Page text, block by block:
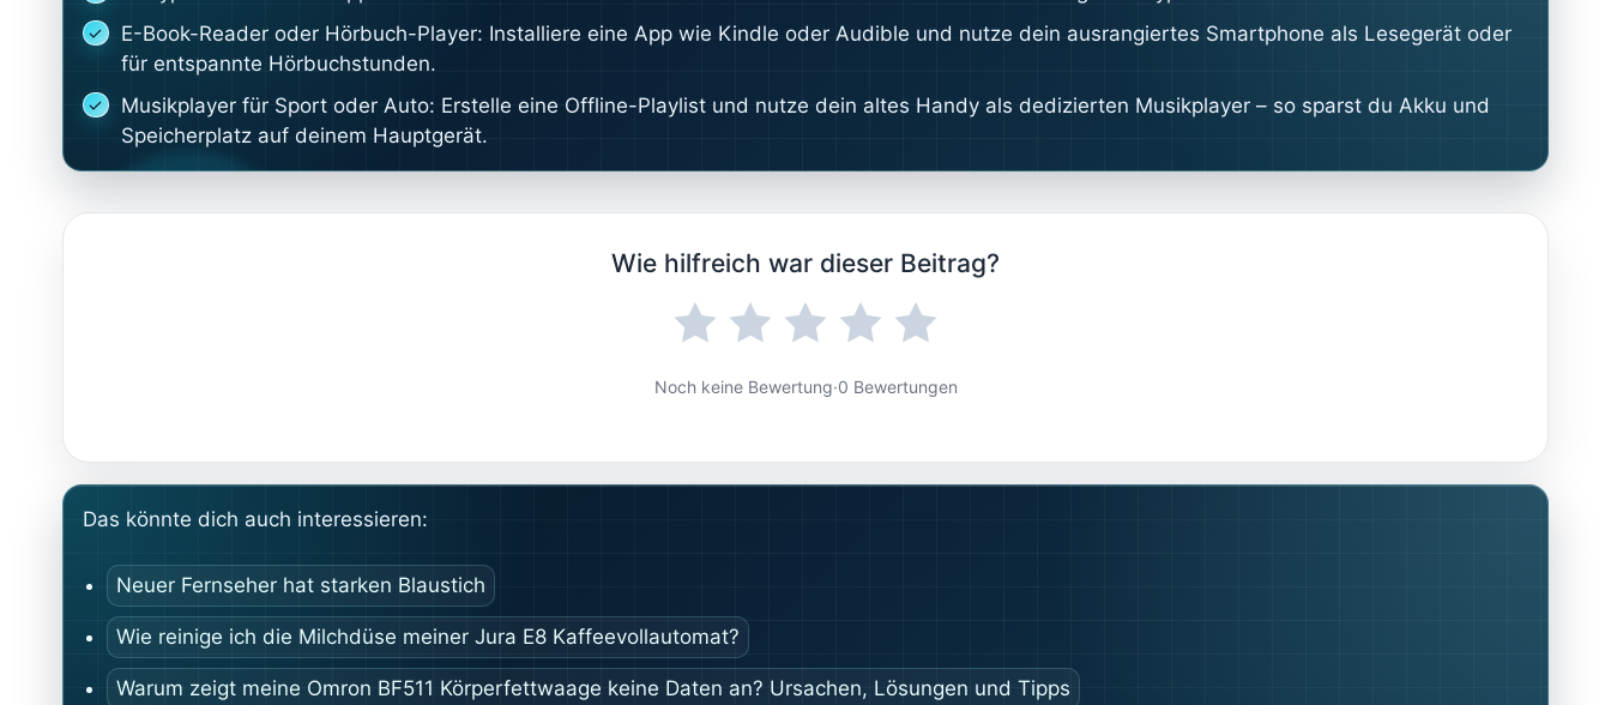
E-Book-Reader oder Hörbuch-Player: Installiere eine App wie Kindle oder Audible und nutze dein ausrangiertes Smartphone als Lesegerät oder
für entspannte Hörbuchstunden.
Musikplayer für Sport oder Auto: Erstelle eine Offline-Playlist und nutze dein altes Handy als dedizierten Musikplayer – so sparst du Akku und
Speicherplatz auf deinem Hauptgerät.
Wie hilfreich war dieser Beitrag?
Noch keine Bewertung·0 Bewertungen
Das könnte dich auch interessieren:
Neuer Fernseher hat starken Blaustich
Wie reinige ich die Milchdüse meiner Jura E8 Kaffeevollautomat?
Warum zeigt meine Omron BF511 Körperfettwaage keine Daten an? Ursachen, Lösungen und Tipps